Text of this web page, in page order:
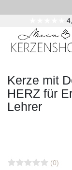
Kerze mit
HERZ für
Lehrer
(0)